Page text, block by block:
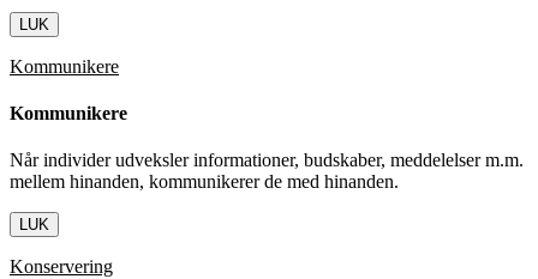
LUK
Kommunikere
Kommunikere
Når individer udveksler informationer, budskaber, meddelelser m.m.
mellem hinanden, kommunikerer de med hinanden.
LUK
Konservering